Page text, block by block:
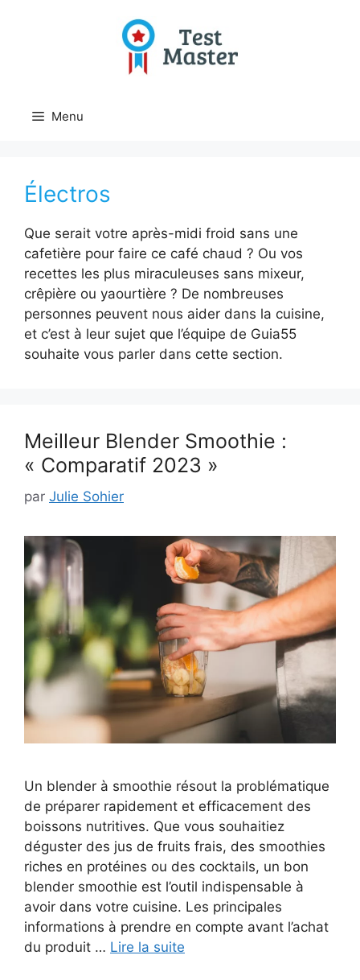
Menu
Électros
Que serait votre après-midi froid sans une
cafetière pour faire ce café chaud ? Ou vos
recettes les plus miraculeuses sans mixeur,
crêpière ou yaourtière ? De nombreuses
personnes peuvent nous aider dans la cuisine,
et c’est à leur sujet que l’équipe de Guia55
souhaite vous parler dans cette section.
Meilleur Blender Smoothie :
« Comparatif 2023 »
par Julie Sohier
Un blender à smoothie résout la problématique
de préparer rapidement et efficacement des
boissons nutritives. Que vous souhaitiez
déguster des jus de fruits frais, des smoothies
riches en protéines ou des cocktails, un bon
blender smoothie est l’outil indispensable à
avoir dans votre cuisine. Les principales
informations à prendre en compte avant l’achat
du produit … Lire la suite